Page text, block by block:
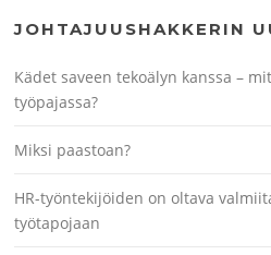
JOHTAJUUSHAKKERIN
Kädet saveen tekoälyn kanssa –
työpajassa?
Miksi paastoan?
HR-työntekijöiden on oltava
työtapojaan